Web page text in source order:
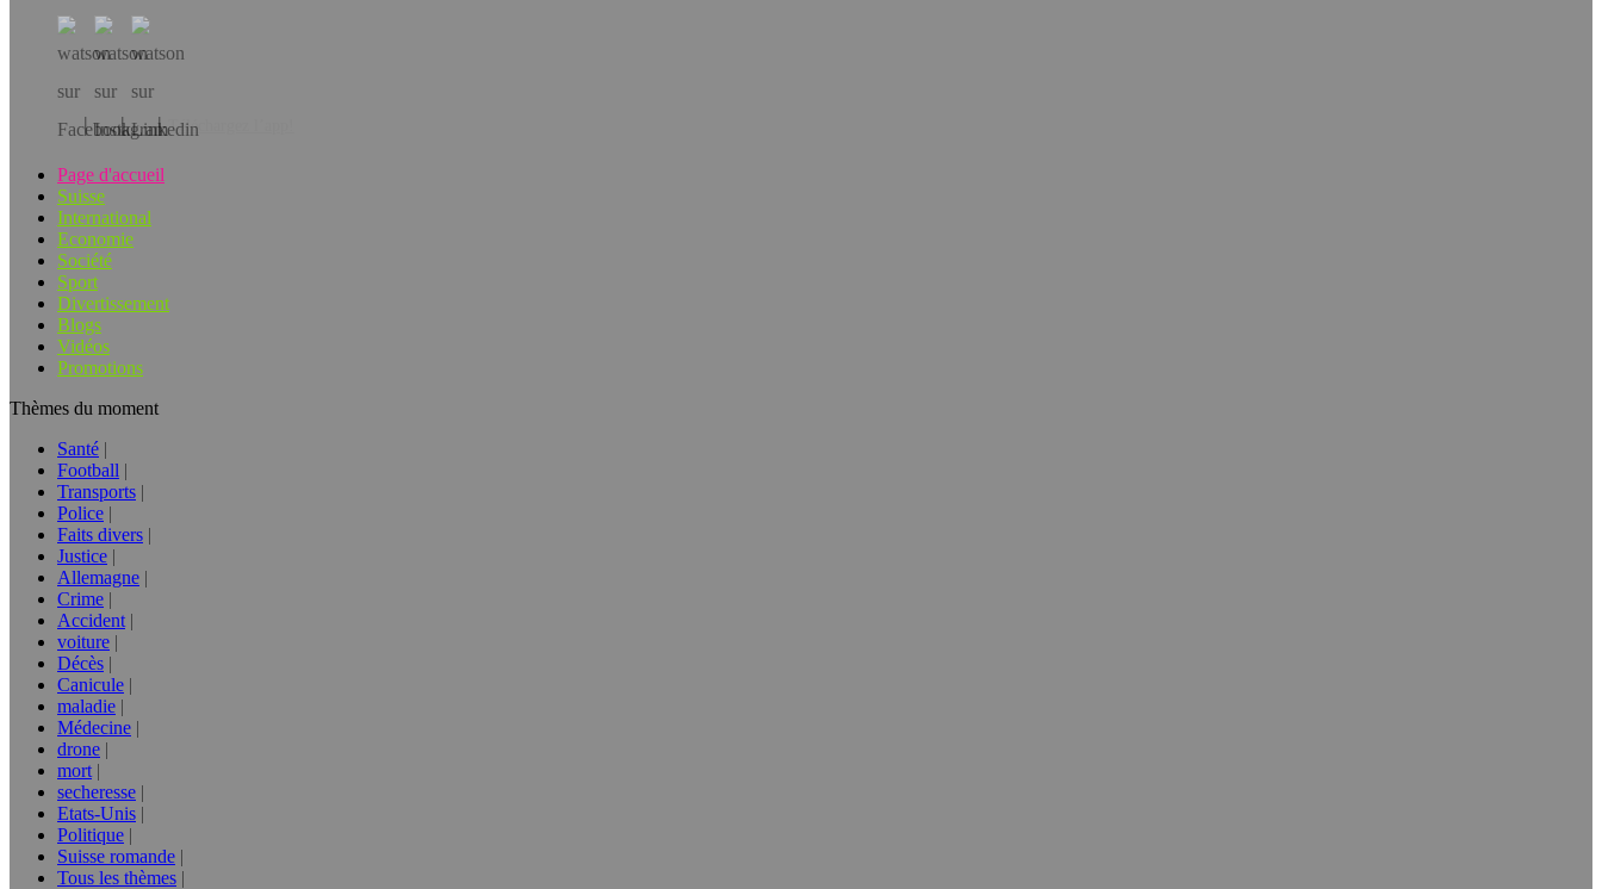
Téléchargez l’app!
Page d'accueil
Suisse
International
Economie
Société
Sport
Divertissement
Blogs
Vidéos
Promotions
Thèmes du moment
Santé
Football
Transports
Police
Faits divers
Justice
Allemagne
Crime
Accident
voiture
Décès
Canicule
maladie
Médecine
drone
mort
secheresse
Etats-Unis
Politique
Suisse romande
Tous les thèmes